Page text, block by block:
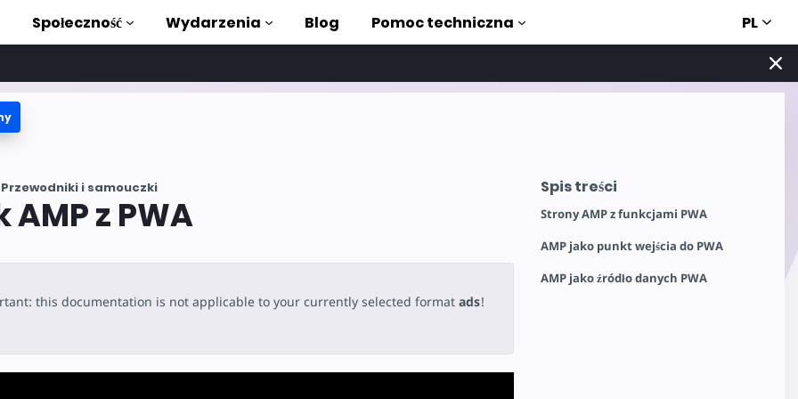
i samouczki
z AMP
AMP
to AMP
Społeczność Wydarzenia Blog Pomoc techniczna PL
Spis treści
Strony AMP z funkcjami PWA
AMP jako punkt wejścia do PWA
AMP jako źródło danych PWA
Przewodniki i samouczki
AMP z PWA
this documentation is not applicable to your currently selected format ads!